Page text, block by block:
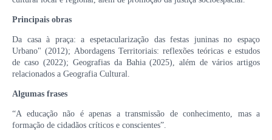
Principais obras
Da casa à praça: a espetacularização das festas juninas no espaço
Urbano" (2012); Abordagens Territoriais: reflexões teóricas e estudos
de caso (2022); Geografias da Bahia (2025), além de vários artigos
relacionados a Geografia Cultural.
Algumas frases
“A educação não é apenas a transmissão de conhecimento, mas a
formação de cidadãos críticos e conscientes”.